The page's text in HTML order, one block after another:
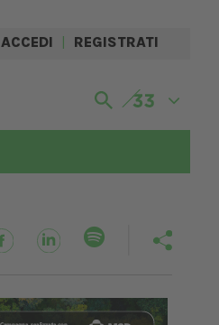
ACCEDI | REGISTRATI